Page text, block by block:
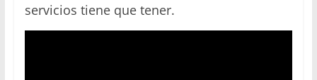
servicios tiene que tener.